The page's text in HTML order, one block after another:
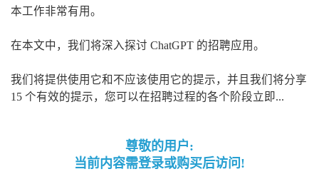
本工作非常有用。
在本文中，我们将深入探讨 ChatGPT 的招聘应用。
我们将提供使用它和不应该使用它的提示，并且我们将分享
15 个有效的提示，您可以在招聘过程的各个阶段立即...
尊敬的用户:
当前内容需登录或购买后访问!